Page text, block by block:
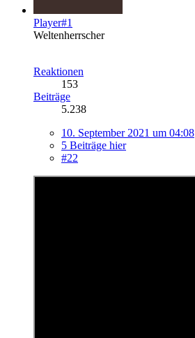
Player#1
Weltenherrscher
Reaktionen
153
Beiträge
5.238
10. September 2021 um 04:08
5 Beiträge hier
#22